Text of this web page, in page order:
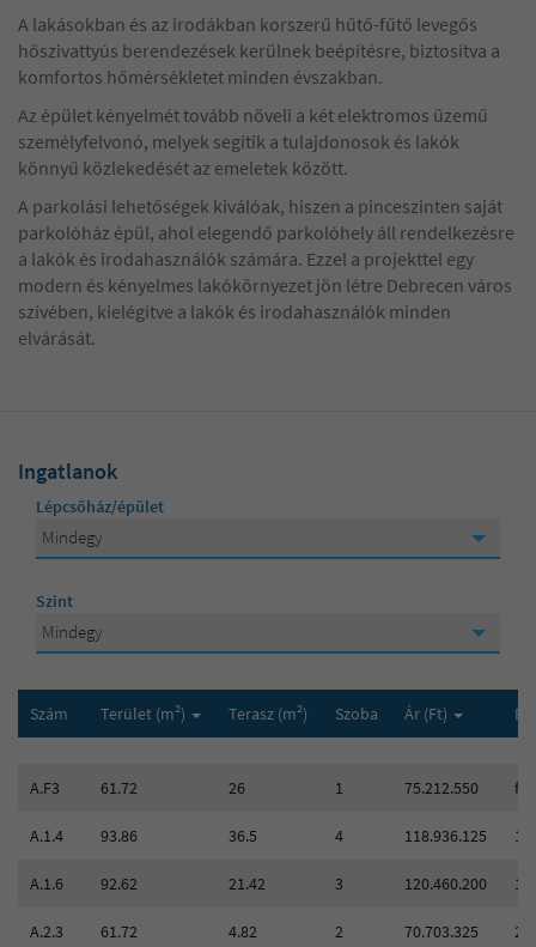
A lakásokban és az irodákban korszerű hűtő-fűtő levegős
hőszivattyús berendezések kerülnek beépítésre, biztosítva a
komfortos hőmérsékletet minden évszakban.
Az épület kényelmét tovább növeli a két elektromos üzemű
személyfelvonó, melyek segítik a tulajdonosok és lakók
könnyű közlekedését az emeletek között.
A parkolási lehetőségek kiválóak, hiszen a pinceszinten saját
parkolóház épül, ahol elegendő parkolóhely áll rendelkezésre
a lakók és irodahasználók számára. Ezzel a projekttel egy
modern és kényelmes lakókörnyezet jön létre Debrecen város
szívében, kielégítve a lakók és irodahasználók minden
elvárását.
Ingatlanok
Mindegy
Mindegy
Lépcsőház/épület
Mindegy
Mindegy
földszint
2. emelet
Szint
Szám Terület (m²) Terasz (m²) Szoba Ár (Ft)
A.F3 61.72 26 1 75.212.550
A.1.4 93.86 36.5 4 118.936.125 1.
A.1.6 92.62 21.42 3 120.460.200 1.
A.2.3 61.72 4.82 2 70.703.325 2.